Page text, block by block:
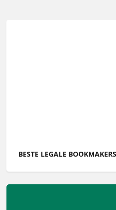
BESTE LEGALE